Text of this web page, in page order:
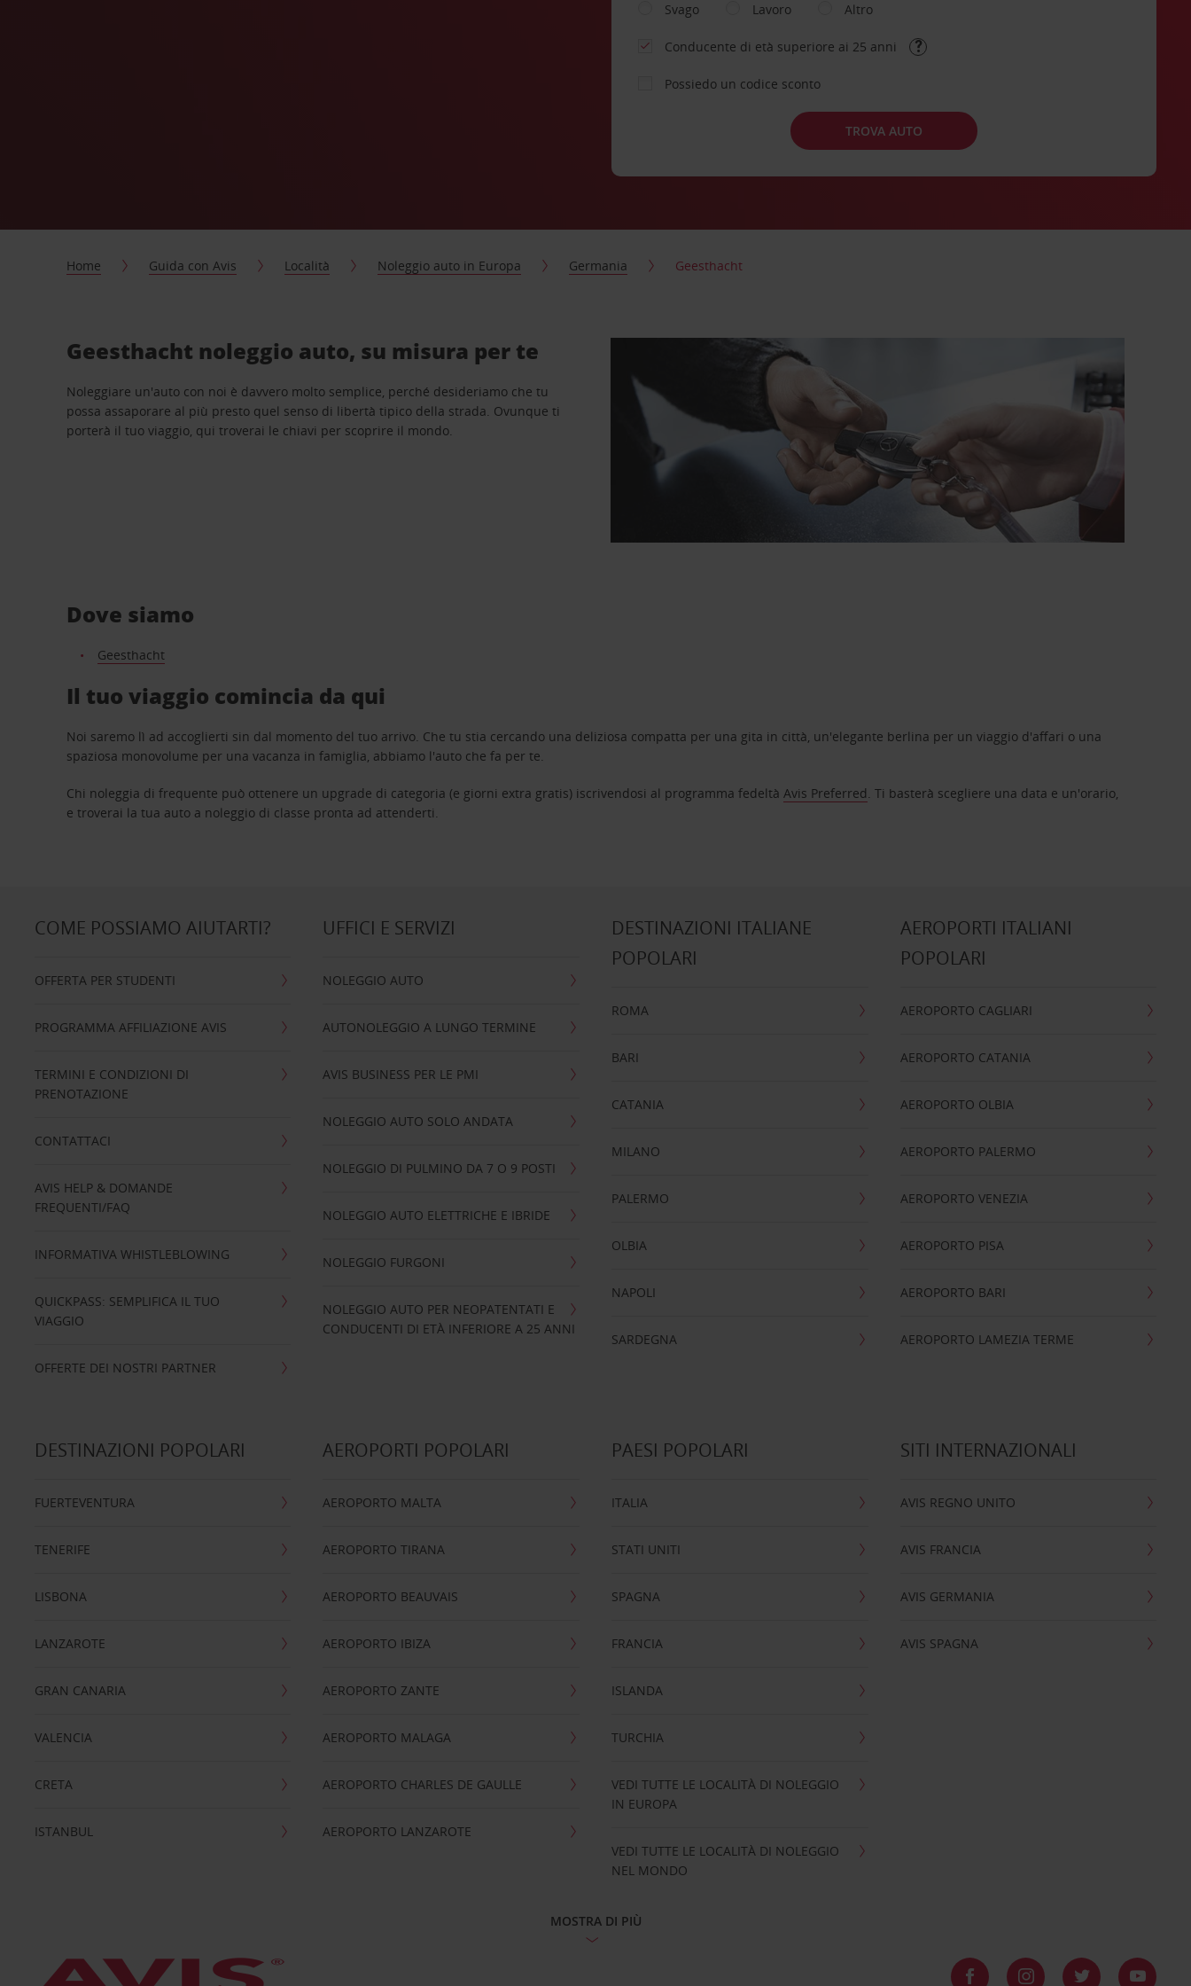
Svago
Lavoro Altro
Conducente di età superiore ai 25 anni
Possiedo un codice sconto
TROVA AUTO
Home Guida con Avis Località Noleggio auto in Europa Germania Geesthacht
Geesthacht noleggio auto, su misura per te
Noleggiare un'auto con noi è davvero molto semplice, perché desideriamo che tu
possa assaporare al più presto quel senso di libertà tipico della strada. Ovunque ti
porterà il tuo viaggio, qui troverai le chiavi per scoprire il mondo.
Dove siamo
Geesthacht
Il tuo viaggio comincia da qui
Noi saremo lì ad accoglierti sin dal momento del tuo arrivo. Che tu stia cercando una deliziosa compatta per una gita in città, un'elegante berlina per un viaggio d'affari o una
spaziosa monovolume per una vacanza in famiglia, abbiamo l'auto che fa per te.
Chi noleggia di frequente può ottenere un upgrade di categoria (e giorni extra gratis) iscrivendosi al programma fedeltàAvis Preferred. Ti basterà scegliere una data e un'orario,
e troverai la tua auto a noleggio di classe pronta ad attenderti.
COME POSSIAMO AIUTARTI?
OFFERTA PER STUDENTI
PROGRAMMA AFFILIAZIONE AVIS
TERMINI E CONDIZIONI DI
PRENOTAZIONE
CONTATTACI
AVIS HELP & DOMANDE
FREQUENTI/FAQ
INFORMATIVA WHISTLEBLOWING
QUICKPASS: SEMPLIFICA IL TUO
VIAGGIO
OFFERTE DEI NOSTRI PARTNER
UFFICI E SERVIZI
NOLEGGIO AUTO
AUTONOLEGGIO A LUNGO TERMINE
AVIS BUSINESS PER LE PMI
NOLEGGIO AUTO SOLO ANDATA
NOLEGGIO DI PULMINO DA 7 O 9 POSTI
NOLEGGIO AUTO ELETTRICHE E IBRIDE
NOLEGGIO FURGONI
NOLEGGIO AUTO PER NEOPATENTATI E
CONDUCENTI DI ETÀ INFERIORE A 25 ANNI
DESTINAZIONI ITALIANE
POPOLARI
ROMA
BARI
CATANIA
MILANO
PALERMO
OLBIA
NAPOLI
SARDEGNA
AEROPORTI ITALIANI
POPOLARI
AEROPORTO CAGLIARI
AEROPORTO CATANIA
AEROPORTO OLBIA
AEROPORTO PALERMO
AEROPORTO VENEZIA
AEROPORTO PISA
AEROPORTO BARI
AEROPORTO LAMEZIA TERME
DESTINAZIONI POPOLARI
FUERTEVENTURA
TENERIFE
LISBONA
LANZAROTE
GRAN CANARIA
VALENCIA
CRETA
ISTANBUL
AEROPORTI POPOLARI
AEROPORTO MALTA
AEROPORTO TIRANA
AEROPORTO BEAUVAIS
AEROPORTO IBIZA
AEROPORTO ZANTE
AEROPORTO MALAGA
AEROPORTO CHARLES DE GAULLE
AEROPORTO LANZAROTE
PAESI POPOLARI
ITALIA
STATI UNITI
SPAGNA
FRANCIA
ISLANDA
TURCHIA
VEDI TUTTE LE LOCALITÀ DI NOLEGGIO
IN EUROPA
VEDI TUTTE LE LOCALITÀ DI NOLEGGIO
NEL MONDO
SITI INTERNAZIONALI
AVIS REGNO UNITO
AVIS FRANCIA
AVIS GERMANIA
AVIS SPAGNA
MOSTRA DI PIÙ